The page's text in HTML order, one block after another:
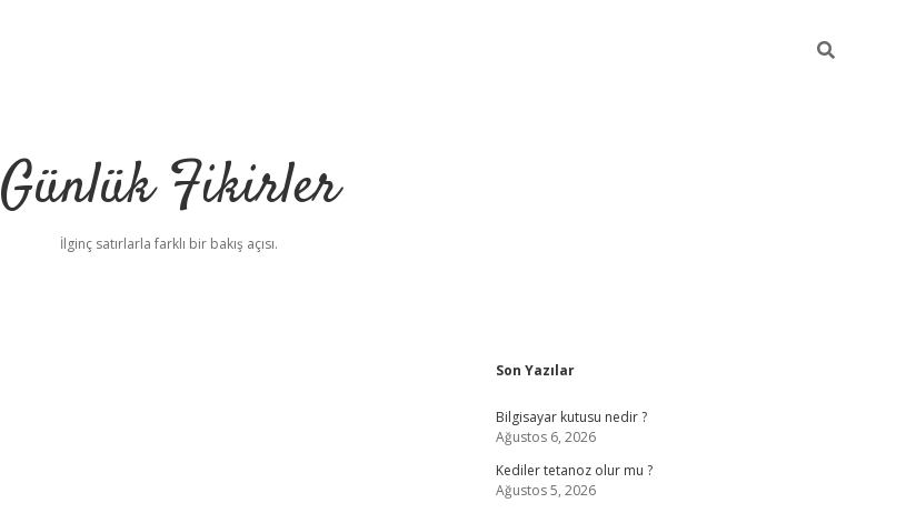
Günlük Fikirler
İlginç satırlarla farklı bir bakış açısı.
Sidebar
Son Yazılar
Bilgisayar kutusu nedir ?
Ağustos 6, 2026
Kediler tetanoz olur mu ?
Ağustos 5, 2026